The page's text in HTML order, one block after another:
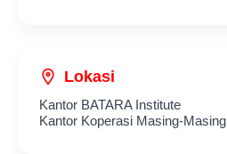
Lokasi
Kantor BATARA Institute
Kantor Koperasi Masing-Masing